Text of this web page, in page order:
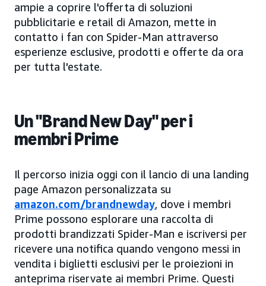
ampie a coprire l'offerta di soluzioni
pubblicitarie e retail di Amazon, mette in
contatto i fan con Spider-Man attraverso
esperienze esclusive, prodotti e offerte da ora
per tutta l'estate.
Un "Brand New Day" per i
membri Prime
Il percorso inizia oggi con il lancio di una landing
page Amazon personalizzata su
amazon.com/brandnewday, dove i membri
Prime possono esplorare una raccolta di
prodotti brandizzati Spider-Man e iscriversi per
ricevere una notifica quando vengono messi in
vendita i biglietti esclusivi per le proiezioni in
anteprima riservate ai membri Prime. Questi